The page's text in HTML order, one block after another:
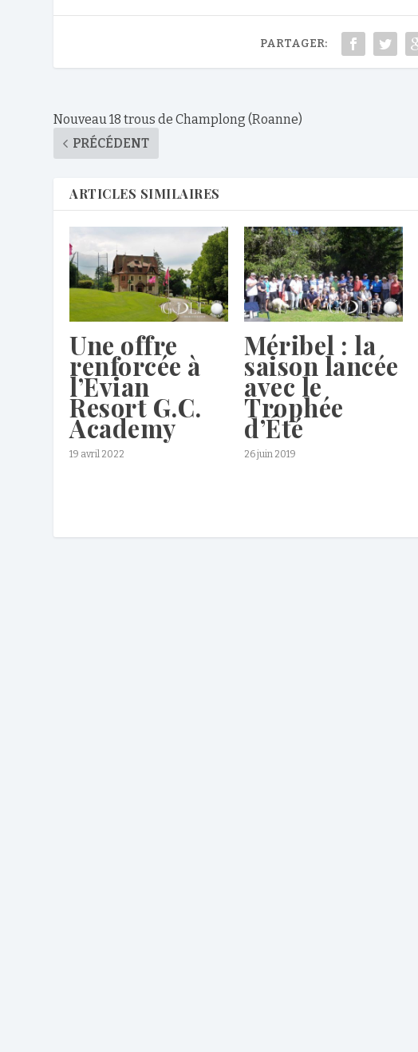
PARTAGER:
Nouveau 18 trous de Champlong (Roanne)
PRÉCÉDENT
ARTICLES SIMILAIRES
Une offre
renforcée à
l’Evian
Resort G.C.
Academy
19 avril 2022
Méribel : la
saison lancée
avec le
Trophée
d’Été
26 juin 2019